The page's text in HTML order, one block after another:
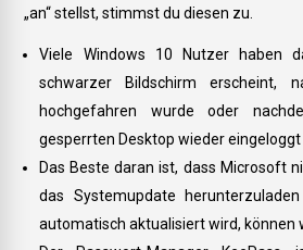
„an“ stellst, stimmst du diesen zu.
Viele Windows 10 Nutzer haben
schwarzer Bildschirm erscheint,
hochgefahren wurde oder
gesperrten Desktop wieder eingeloggt
Das Beste daran ist, dass Microsoft
das Systemupdate
automatisch aktualisiert wird, können